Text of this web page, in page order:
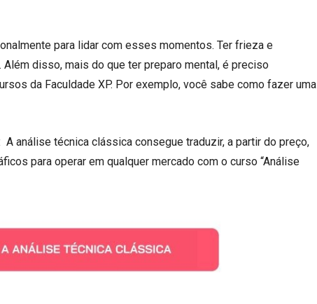
para lidar com esses momentos. Ter frieza e
disso, mais do que ter preparo mental, é preciso
da Faculdade XP. Por exemplo, você sabe como fazer uma
análise técnica clássica consegue traduzir, a partir do preço,
para operar em qualquer mercado com o curso “Análise